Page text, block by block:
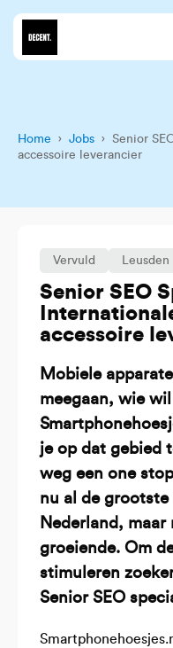
Home › Jobs › Senior
accessoire leverancier
Vervuld Leusden
Senior SEO
accessoire
Mobiele
meegaan, wie
je op dat gebied
weg een one
nu al de
Nederland, maar
groeiende. Om
stimuleren
Senior SEO